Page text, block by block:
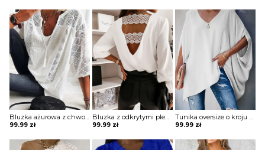
Bluzka ażurowa z chwostami
99.99 zł
Bluzka z odkrytymi plecami i koronkowymi wstawkami z tyłu
99.99 zł
Tunika oversize o kroju nietoperza
99.99 zł